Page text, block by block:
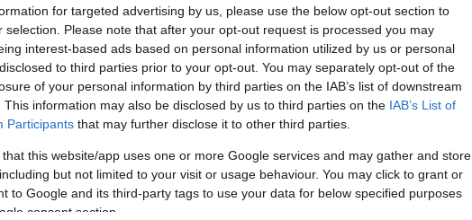
for targeted advertising by us, please use the below opt-out section to
selection. Please note that after your opt-out request is processed you may
interest-based ads based on personal information utilized by us or personal
to third parties prior to your opt-out. You may separately opt-out of the
of your personal information by third parties on the IAB’s list of downstream
This information may also be disclosed by us to third parties on the IAB’s List of
Participants that may further disclose it to other third parties.
that this website/app uses one or more Google services and may gather and store
but not limited to your visit or usage behaviour. You may click to grant or
to Google and its third-party tags to use your data for below specified purposes
consent section.
olyan embereket, akik inspirálnak és támogatnak. Ne félj a
hordozza.
után gördítesz lejjebb!
Ebben a hónapban rájössz, mi az, ami igazán fontos számodra, és
szolgálnak téged.